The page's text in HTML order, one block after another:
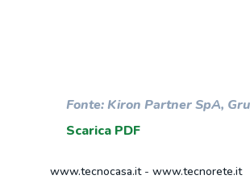
Fonte: Kiron Partner SpA,
Scarica PDF
www.tecnocasa.it- www.tecnorete.it